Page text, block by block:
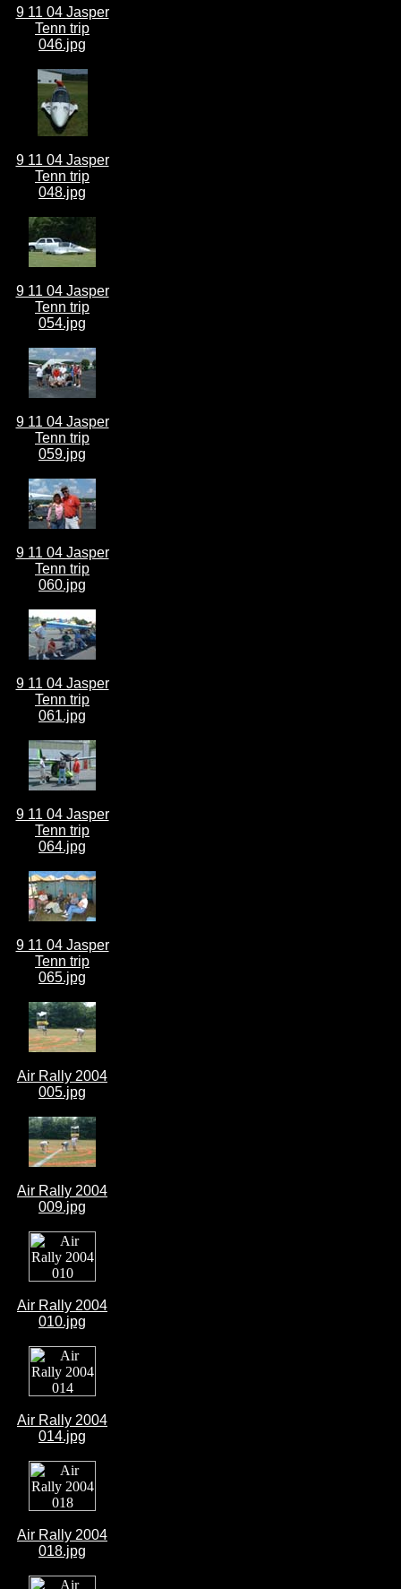
9 11 04 Jasper
Tenn trip
046.jpg
9 11 04 Jasper
Tenn trip
048.jpg
9 11 04 Jasper
Tenn trip
054.jpg
9 11 04 Jasper
Tenn trip
059.jpg
9 11 04 Jasper
Tenn trip
060.jpg
9 11 04 Jasper
Tenn trip
061.jpg
9 11 04 Jasper
Tenn trip
064.jpg
9 11 04 Jasper
Tenn trip
065.jpg
Air Rally 2004
005.jpg
Air Rally 2004
009.jpg
Air Rally 2004
010.jpg
Air Rally 2004
014.jpg
Air Rally 2004
018.jpg